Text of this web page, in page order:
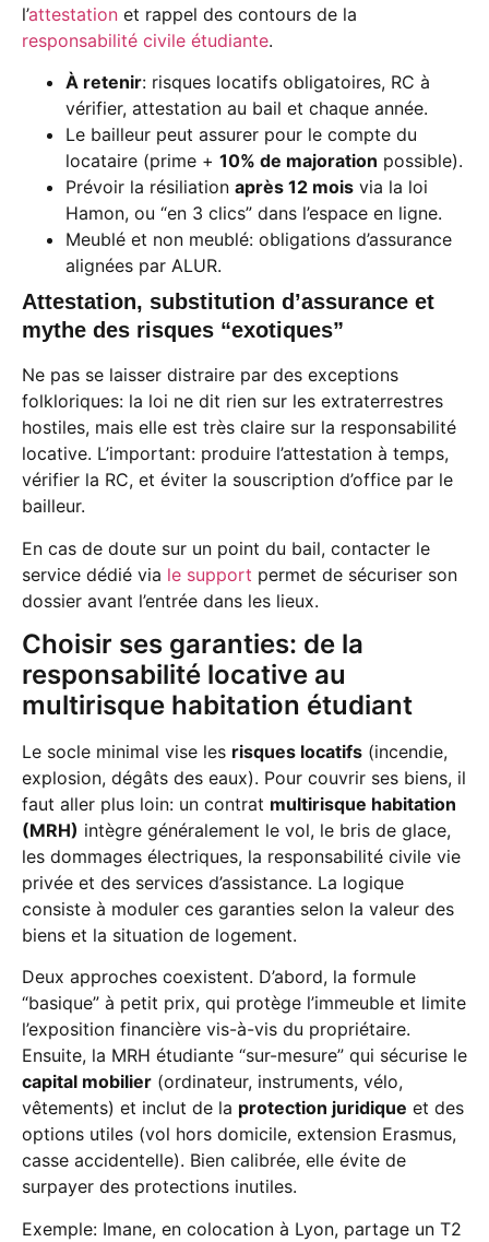
l’attestation et rappel des contours de la
responsabilité civile étudiante.
À retenir: risques locatifs obligatoires, RC à
vérifier, attestation au bail et chaque année.
Le bailleur peut assurer pour le compte du
locataire (prime + 10% de majoration possible).
Prévoir la résiliation après 12 mois via la loi
Hamon, ou “en 3 clics” dans l’espace en ligne.
Meublé et non meublé: obligations d’assurance
alignées par ALUR.
Attestation, substitution d’assurance et
mythe des risques “exotiques”
Ne pas se laisser distraire par des exceptions
folkloriques: la loi ne dit rien sur les extraterrestres
hostiles, mais elle est très claire sur la responsabilité
locative. L’important: produire l’attestation à temps,
vérifier la RC, et éviter la souscription d’office par le
bailleur.
En cas de doute sur un point du bail, contacter le
service dédié via le support permet de sécuriser son
dossier avant l’entrée dans les lieux.
Choisir ses garanties: de la
responsabilité locative au
multirisque habitation étudiant
Le socle minimal vise les risques locatifs (incendie,
explosion, dégâts des eaux). Pour couvrir ses biens, il
faut aller plus loin: un contrat multirisque habitation
(MRH) intègre généralement le vol, le bris de glace,
les dommages électriques, la responsabilité civile vie
privée et des services d’assistance. La logique
consiste à moduler ces garanties selon la valeur des
biens et la situation de logement.
Deux approches coexistent. D’abord, la formule
“basique” à petit prix, qui protège l’immeuble et limite
l’exposition financière vis-à-vis du propriétaire.
Ensuite, la MRH étudiante “sur-mesure” qui sécurise le
capital mobilier (ordinateur, instruments, vélo,
vêtements) et inclut de la protection juridique et des
options utiles (vol hors domicile, extension Erasmus,
casse accidentelle). Bien calibrée, elle évite de
surpayer des protections inutiles.
Exemple: Imane, en colocation à Lyon, partage un T2